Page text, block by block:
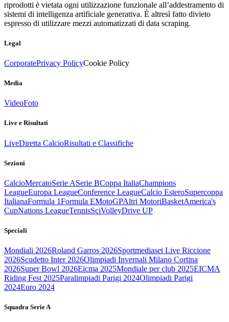
riprodotti è vietata ogni utilizzazione funzionale all’addestramento di
sistemi di intelligenza artificiale generativa. È altresì fatto divieto
espresso di utilizzare mezzi automatizzati di data scraping.
Legal
CorporatePrivacy PolicyCookie Policy
Media
VideoFoto
Live e Risultati
LiveDiretta CalcioRisultati e Classifiche
Sezioni
CalcioMercatoSerie ASerie BCoppa ItaliaChampions
LeagueEuropa LeagueConference LeagueCalcio EsteroSupercoppa
ItalianaFormula 1Formula EMotoGPAltri MotoriBasketAmerica's
CupNations LeagueTennisSciVolleyDrive UP
Speciali
Mondiali 2026Roland Garros 2026Sportmediaset Live Riccione
2026Scudetto Inter 2026Olimpiadi Invernali Milano Cortina
2026Super Bowl 2026Eicma 2025Mondiale per club 2025EICMA
Riding Fest 2025Paralimpiadi Parigi 2024Olimpiadi Parigi
2024Euro 2024
Squadra Serie A